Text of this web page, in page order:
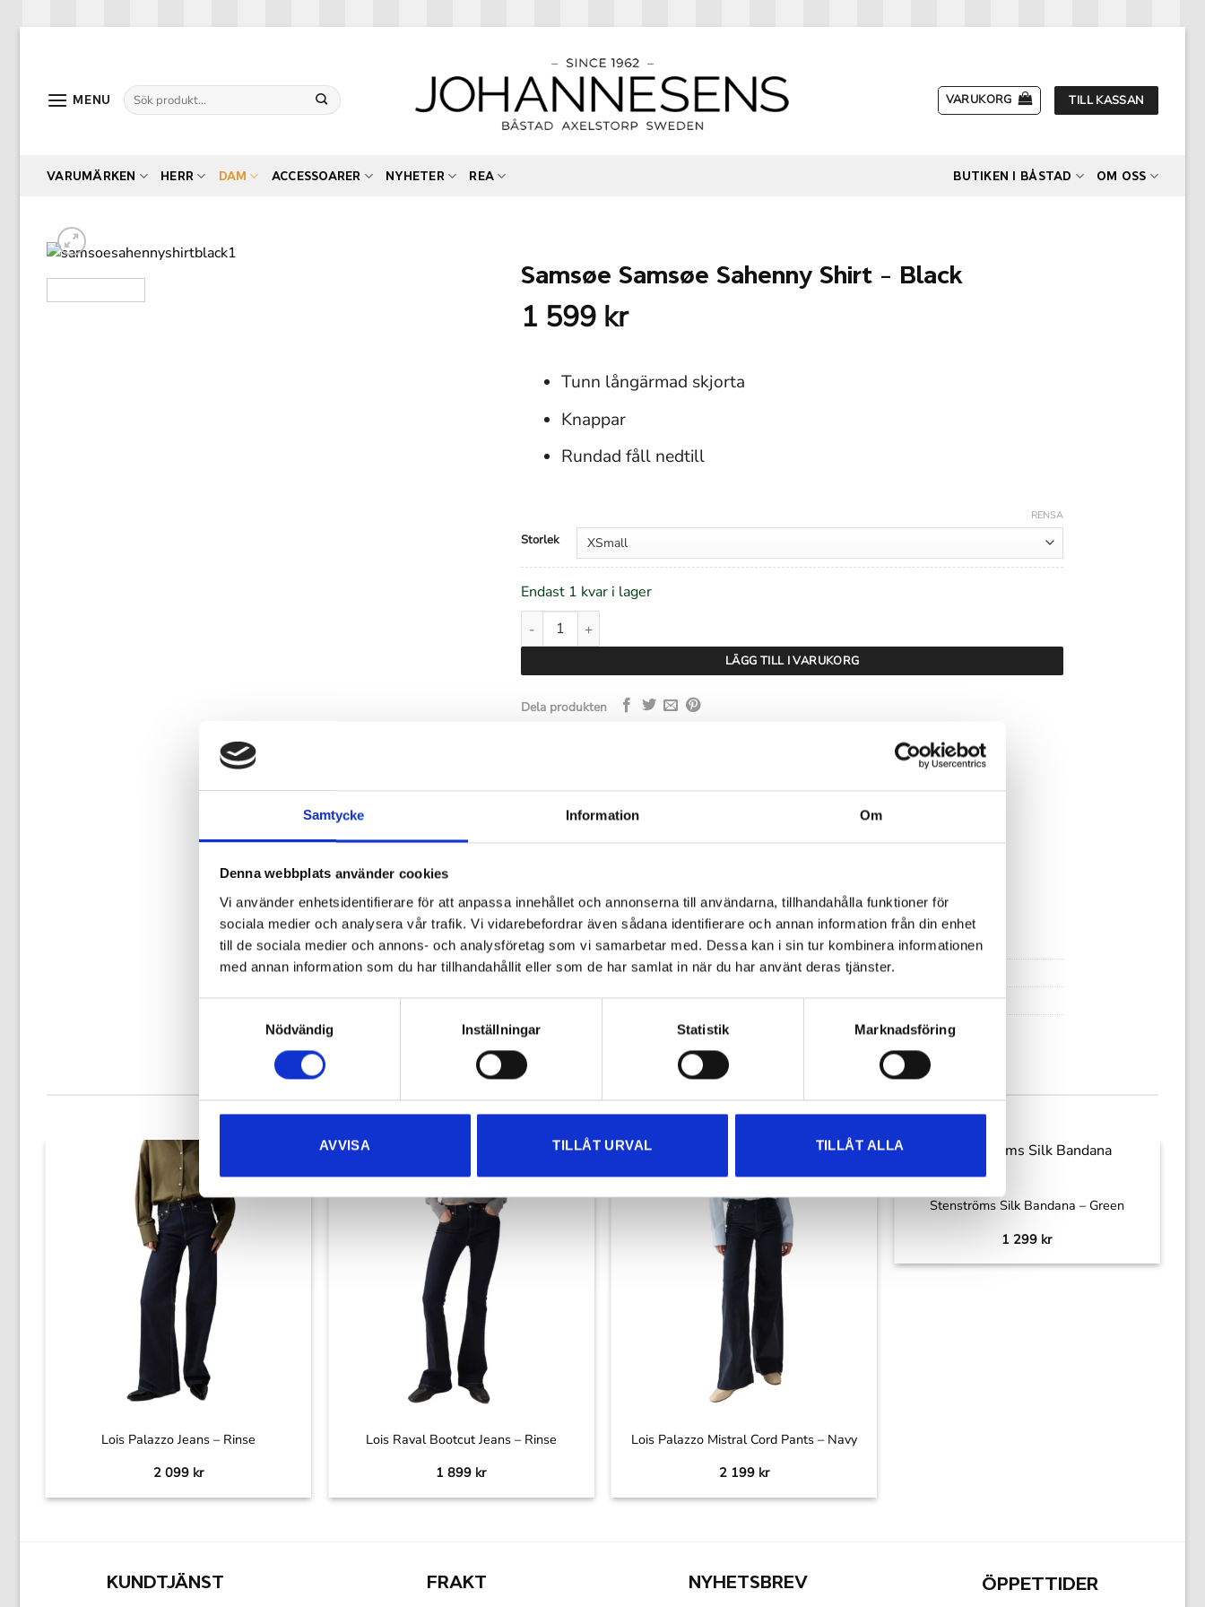
Samtycke Information Om
Denna webbplats använder cookies
Vi använder enhetsidentifierare för att anpassa innehållet och annonserna till användarna, tillhandahålla funktioner för
sociala medier och analysera vår trafik. Vi vidarebefordrar även sådana identifierare och annan information från din enhet
till de sociala medier och annons- och analysföretag som vi samarbetar med. Dessa kan i sin tur kombinera informationen
med annan information som du har tillhandahållit eller som de har samlat in när du har använt deras tjänster.
Nödvändig
Inställningar Statistik Marknadsföring
AVVISA TILLÅT URVAL TILLÅT ALLA
MENU
Sök
efter:
VARUKORG TILL KASSAN
VARUMÄRKEN HERR DAM ACCESSOARER NYHETER REA BUTIKEN I BÅSTAD OM OSS
Samsøe Samsøe Sahenny Shirt – Black
1 599 kr
Tunn långärmad skjorta
Knappar
Rundad fåll nedtill
Storlek
RENSA
Endast 1 kvar i lager
Samsøe Samsøe Sahenny Shirt - Black mängd
LÄGG TILL I VARUKORG
Dela produkten
En tunn, långärmad skjorta med normal passform och lätt nedhasade axlar.
Knäppning framtill och vid ärmsluten samt rundad fåll nedtill.
Tvåttråd:30 grader i maskintvätt
Artikelnr:15813-black-xsmall
Kategorier:Dam,Damkläder,Skjortor & Blusar
Varumärke:
Samsøe Samsøe Dam
NYHETER I WEBBSHOPEN!
Lois Palazzo Jeans – Rinse
2 099 kr
Lois Raval Bootcut Jeans – Rinse
1 899 kr
Lois Palazzo Mistral Cord Pants – Navy
2 199 kr
Stenströms Silk Bandana – Green
1 299 kr
KUNDTJÄNST FRAKT NYHETSBREV ÖPPETTIDER